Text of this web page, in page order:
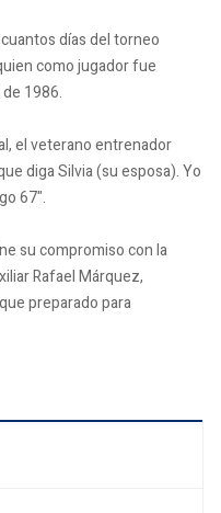
días del torneo
como jugador fue
1986.
el veterano entrenador
diga Silvia (su esposa). Yo
67".
su compromiso con la
Rafael Márquez,
preparado para